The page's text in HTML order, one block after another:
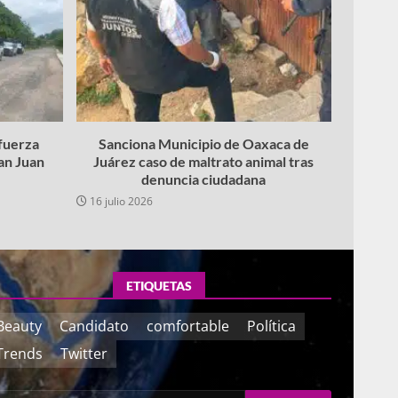
Juan
Sanciona Municipio de Oaxaca de
Juárez caso de maltrato animal tras
denuncia ciudadana
16 julio 2026
ETIQUETAS
Candidato comfortable
Política
Twitter